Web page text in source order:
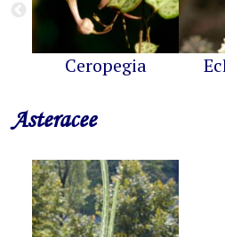
Ceropegia
Asteracee